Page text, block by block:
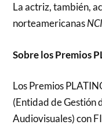
La actriz, también,
norteamericanas
Sobre los Premios
Los Premios
(Entidad de Gestión
Audiovisuales) con